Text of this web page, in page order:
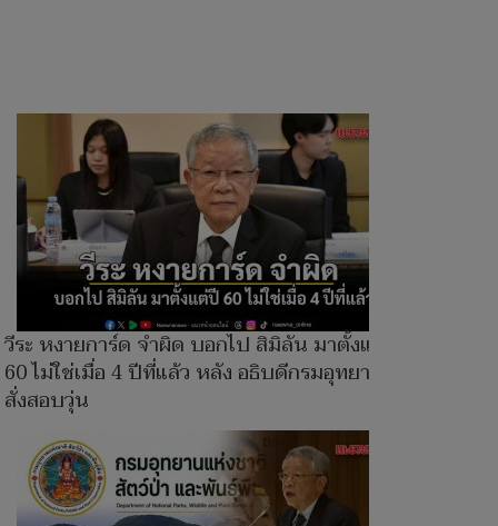
วีระ หงายการ์ด จำผิด บอกไป สิมิลัน มาตั้งแต่ปี
60 ไม่ใช่เมื่อ 4 ปีที่แล้ว หลัง อธิบดีกรมอุทยานฯ
สั่งสอบวุ่น